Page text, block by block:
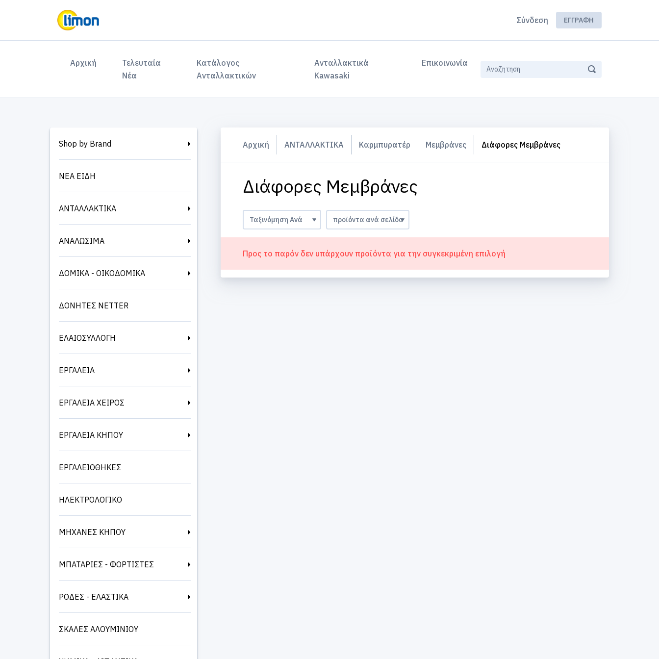
Σύνδεση ΕΓΓΡΑΦΉ
Αρχική (current)Τελευταία
Νέα
Κατάλογος
Ανταλλακτικών
Ανταλλακτικά
Kawasaki
Επικοινωνία
Shop by Brand
ΝΕΑ ΕΙΔΗ
ΑΝΤΑΛΛΑΚΤΙΚΑ
ΑΝΑΛΩΣΙΜΑ
ΔΟΜΙΚΑ - ΟΙΚΟΔΟΜΙΚΑ
ΔΟΝΗΤΕΣ NETTER
ΕΛΑΙΟΣΥΛΛΟΓΗ
ΕΡΓΑΛΕΙΑ
ΕΡΓΑΛΕΙΑ ΧΕΙΡΟΣ
ΕΡΓΑΛΕΙΑ ΚΗΠΟΥ
ΕΡΓΑΛΕΙΟΘΗΚΕΣ
ΗΛΕΚΤΡΟΛΟΓΙΚΟ
ΜΗΧΑΝΕΣ ΚΗΠΟΥ
ΜΠΑΤΑΡΙΕΣ - ΦΟΡΤΙΣΤΕΣ
ΡΟΔΕΣ - ΕΛΑΣΤΙΚΑ
ΣΚΑΛΕΣ ΑΛΟΥΜΙΝΙΟΥ
Αρχική ΑΝΤΑΛΛΑΚΤΙΚΑ Καρμπυρατέρ Μεμβράνες Διάφορες Μεμβράνες
Διάφορες Μεμβράνες
Προς το παρόν δεν υπάρχουν προϊόντα για την συγκεκριμένη επιλογή